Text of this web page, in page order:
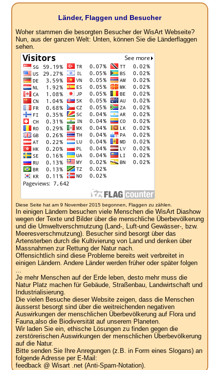
Länder, Flaggen und Besucher
Woher stammen die besorgten Besucher der WisArt Webseite?
Nun, aus der ganzen Welt: Unten, können Sie die Länderflaggen
sehen.
Diese Seite hat am 9 November 2015 begonnen, Flaggen zu zählen.
In einigen Ländern besuchen viele Menschen die WisArt Diashow
wegen der Texte und Bilder über die menschliche Überbevölkerung
und die Umweltverschmutzung (Land-, Luft-und Gewässer-, bzw.
Meeresverschmutzung). Besucher sind besorgt über das
Artensterben durch die Kultivierung von Land und denken über
Massnahmen zur Rettung der Natur nach.
Offensichtlich sind diese Probleme bereits weit verbreitet in
einigen Ländern. Andere Länder werden früher oder später folgen
...
Je mehr Menschen auf der Erde leben, desto mehr muss die
Natur Platz machen für Gebäude, Straßenbau, Landwirtschaft und
Industrialisierung.
Die vielen Besuche dieser Website zeigen, dass die Menschen
äusserst besorgt sind über die weitreichenden negativen
Auswirkungen der menschlichen Überbevölkerung auf Flora und
Fauna,also die Biodiversität auf unserem Planeten.
Wir laden Sie ein, ethische Lösungen zu finden gegen die
zerstörerischen Auswirkungen der menschlichen Überbevölkerung
auf die Natur.
Bitte senden Sie Ihre Anregungen (z.B. in Form eines Slogans) an
folgende Adresse per E-Mail:
feedback @ Wisart .net (Anti-Spam-Notation).